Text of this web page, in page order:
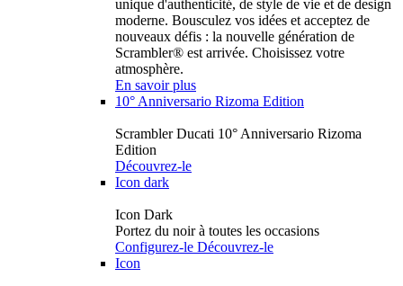
unique d'authenticité, de style de vie et de design
moderne. Bousculez vos idées et acceptez de
nouveaux défis : la nouvelle génération de
Scrambler® est arrivée. Choisissez votre
atmosphère.
En savoir plus
10° Anniversario Rizoma Edition
Scrambler Ducati 10° Anniversario Rizoma
Edition
Découvrez-le
Icon dark
Icon Dark
Portez du noir à toutes les occasions
Configurez-le Découvrez-le
Icon